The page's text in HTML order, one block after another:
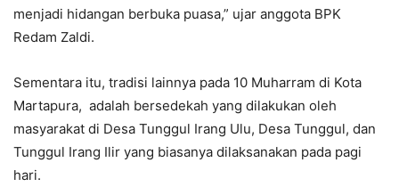
menjadi hidangan berbuka puasa,” ujar anggota BPK
Redam Zaldi.
Sementara itu, tradisi lainnya pada 10 Muharram di Kota
Martapura, adalah bersedekah yang dilakukan oleh
masyarakat di Desa Tunggul Irang Ulu, Desa Tunggul, dan
Tunggul Irang Ilir yang biasanya dilaksanakan pada pagi
hari.